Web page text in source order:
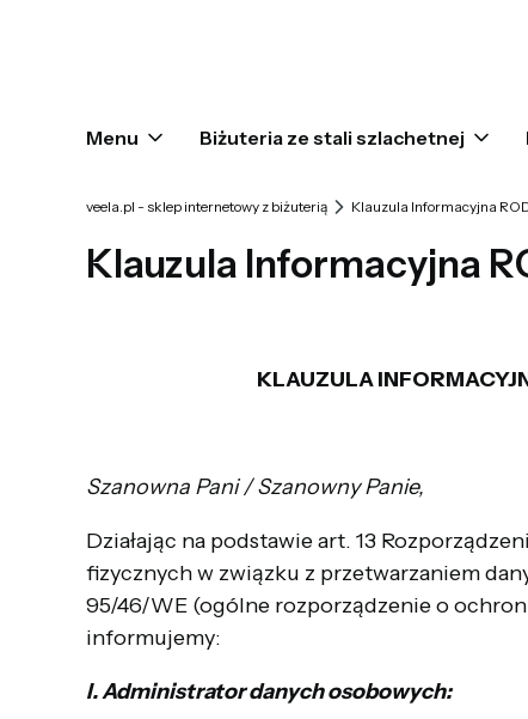
Menu Biżuteria ze stali szlachetnej
veela.pl - sklep internetowy z biżuterią Klauzula Informacyjna
Klauzula Informacyjna
KLAUZULA
Szanowna Pani / Szanowny Panie,
Działając na podstawie art. 13
fizycznych w związku z przetwarzaniem
95/46/WE (ogólne rozporządzenie o
informujemy:
I. Administrator danych osobowych: